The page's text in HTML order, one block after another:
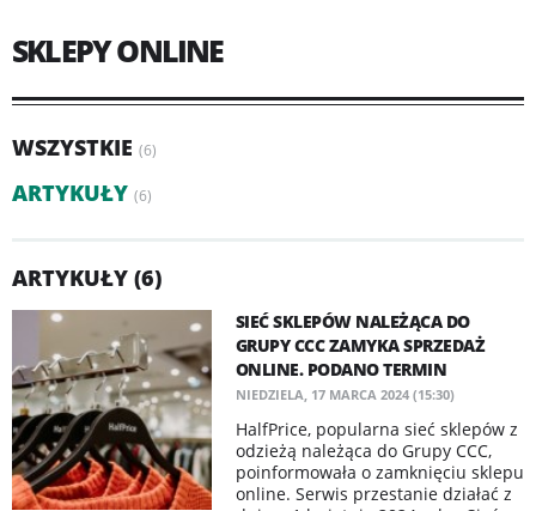
SKLEPY ONLINE
WSZYSTKIE (6)
ARTYKUŁY (6)
ARTYKUŁY (6)
SIEĆ SKLEPÓW NALEŻĄCA DO
GRUPY CCC ZAMYKA SPRZEDAŻ
ONLINE. PODANO TERMIN
NIEDZIELA, 17 MARCA 2024 (15:30)
HalfPrice, popularna sieć sklepów z
odzieżą należąca do Grupy CCC,
poinformowała o zamknięciu sklepu
online. Serwis przestanie działać z